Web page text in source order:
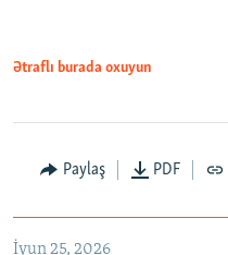
Auto 240p
720p
Ətraflı burada oxuyun
Paylaş PDF
İyun 25, 2026